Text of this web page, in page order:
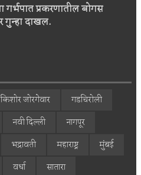
गर्भपात प्रकरणातील बोगस
गुन्हा दाखल.
किशोर जोरगेवार
गडचिरोली
नवी दिल्ली
नागपूर
भद्रावती महाराष्ट्र
मुंबई
वर्धा सातारा